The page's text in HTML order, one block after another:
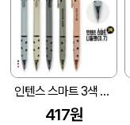
인텐스 스마트 3색 니들펜(0.7)
417원